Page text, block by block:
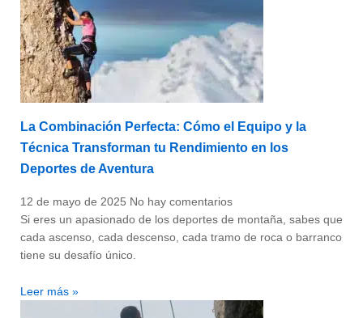
La Combinación Perfecta: Cómo el Equipo y la
Técnica Transforman tu Rendimiento en los
Deportes de Aventura
12 de mayo de 2025 No hay comentarios
Si eres un apasionado de los deportes de montaña, sabes que
cada ascenso, cada descenso, cada tramo de roca o barranco
tiene su desafío único.
Leer más »